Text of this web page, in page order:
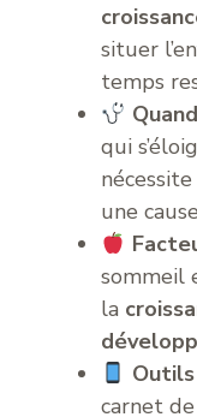
situer
temps
qui
une
sommeil
la
carnet